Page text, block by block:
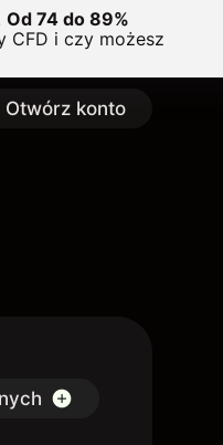
Od 74 do 89%
CFD i czy możesz
Otwórz konto